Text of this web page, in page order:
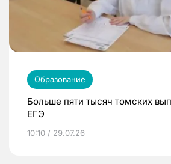
Образование
Больше пяти тысяч томских
ЕГЭ
10:10 / 29.07.26